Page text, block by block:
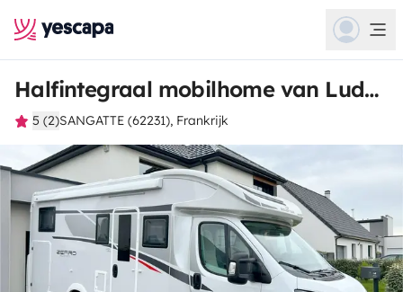
Halfintegraal mobilhome van Ludovic
5 (2)SANGATTE (62231), Frankrijk